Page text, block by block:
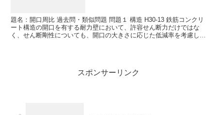
題名：開口周比 過去問・類似問題 問題１ 構造 H30-13 鉄筋コンクリ
ート構造の開口を有する耐力壁において、許容せん断力だけではな
く、せん断剛性についても、開口の大きさに応じた低減率を考慮して
スポンサーリンク